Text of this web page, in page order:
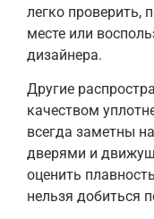
легко проверить,
месте или
дизайнера.
Другие
качеством
всегда заметны
дверями и
оценить
нельзя добиться